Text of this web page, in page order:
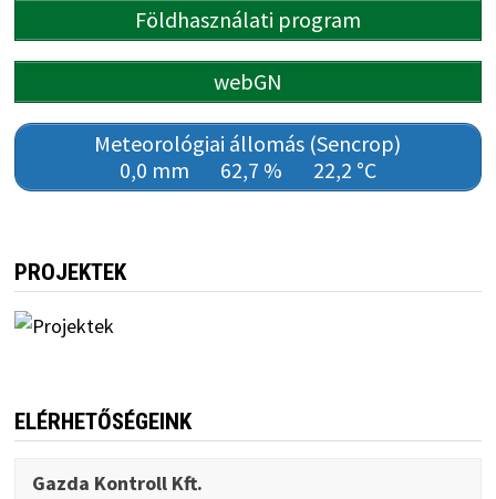
Földhasználati program
webGN
Meteorológiai állomás (Sencrop)
0,0 mm
62,7 % 22,2 °C
PROJEKTEK
ELÉRHETŐSÉGEINK
Gazda Kontroll Kft.